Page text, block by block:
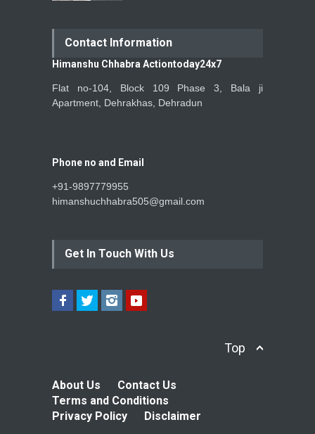
Contact Information
Himanshu Chhabra Actiontoday24x7
Flat no-104, Block 109 Phase 3, Bala ji
Apartment, Dehrakhas, Dehradun
Phone no and Email
+91-9897779955
himanshuchhabra505@gmail.com
Get In Touch With Us
Top
About Us
Contact Us
Terms and Conditions
Privacy Policy
Disclaimer